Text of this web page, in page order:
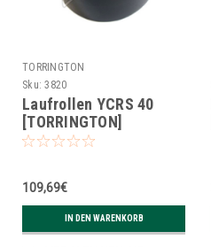
TORRINGTON
Sku: 3820
Laufrollen YCRS 40
[TORRINGTON]
109,69€
IN DEN WARENKORB